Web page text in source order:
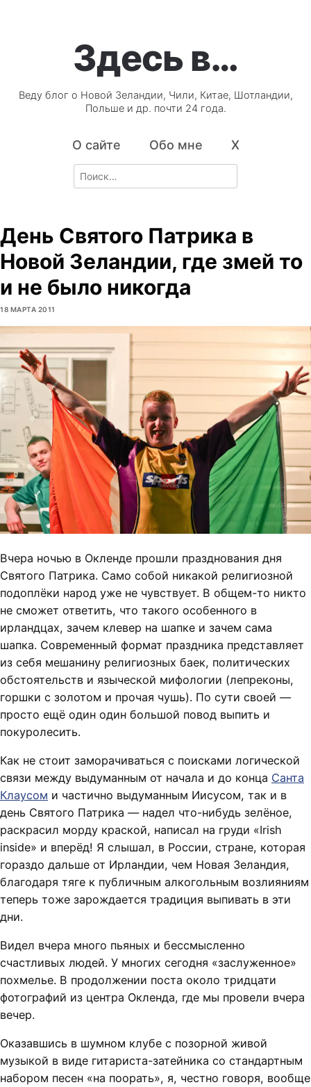
Здесь в…
Веду блог о Новой Зеландии, Чили, Китае, Шотландии,
Польше и др. почти 24 года.
О сайте Обо мне X
Search
for:
День Святого Патрика в
Новой Зеландии, где змей то
и не было никогда
18 МАРТА 2011
Вчера ночью в Окленде прошли празднования дня
Святого Патрика. Само собой никакой религиозной
подоплёки народ уже не чувствует. В общем-то никто
не сможет ответить, что такого особенного в
ирландцах, зачем клевер на шапке и зачем сама
шапка. Современный формат праздника представляет
из себя мешанину религиозных баек, политических
обстоятельств и языческой мифологии (лепреконы,
горшки с золотом и прочая чушь). По сути своей —
просто ещё один один большой повод выпить и
покуролесить.
Как не стоит заморачиваться с поисками логической
связи между выдуманным от начала и до конца Санта
Клаусом и частично выдуманным Иисусом, так и в
день Святого Патрика — надел что-нибудь зелёное,
раскрасил морду краской, написал на груди «Irish
inside» и вперёд! Я слышал, в России, стране, которая
гораздо дальше от Ирландии, чем Новая Зеландия,
благодаря тяге к публичным алкогольным возлияниям
теперь тоже зарождается традиция выпивать в эти
дни.
Видел вчера много пьяных и бессмысленно
счастливых людей. У многих сегодня «заслуженное»
похмелье. В продолжении поста около тридцати
фотографий из центра Окленда, где мы провели вчера
вечер.
Оказавшись в шумном клубе с позорной живой
музыкой в виде гитариста-затейника со стандартным
набором песен «на поорать», я, честно говоря, вообще